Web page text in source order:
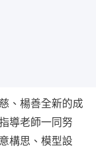
、楊善全新的成
導老師一同努
構思、模型設